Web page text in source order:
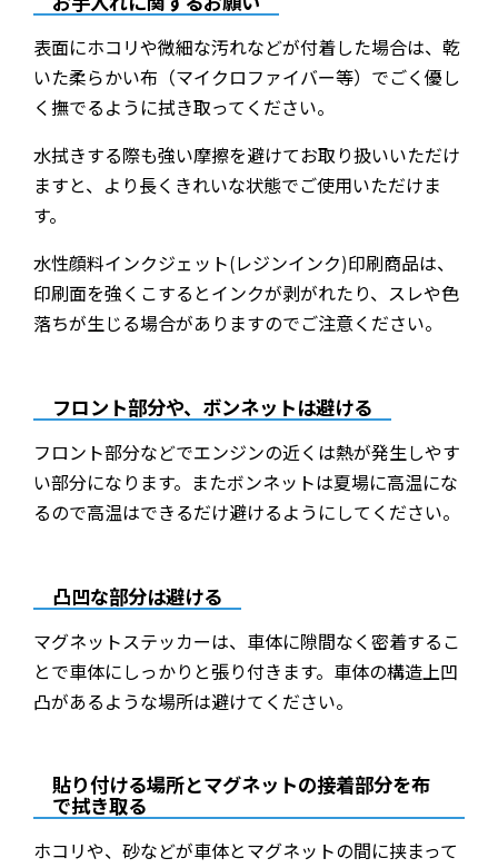
表面にホコリや微細な汚れなどが付着した場合は、乾
いた柔らかい布（マイクロファイバー等）でごく優し
く撫でるように拭き取ってください。
水拭きする際も強い摩擦を避けてお取り扱いいただけ
ますと、より長くきれいな状態でご使用いただけま
す。
水性顔料インクジェット(レジンインク)印刷商品は、
印刷面を強くこするとインクが剥がれたり、スレや色
落ちが生じる場合がありますのでご注意ください。
フロント部分や、ボンネットは避ける
フロント部分などでエンジンの近くは熱が発生しやす
い部分になります。またボンネットは夏場に高温にな
るので高温はできるだけ避けるようにしてください。
凸凹な部分は避ける
マグネットステッカーは、車体に隙間なく密着するこ
とで車体にしっかりと張り付きます。車体の構造上凹
凸があるような場所は避けてください。
貼り付ける場所とマグネットの接着部分を布
で拭き取る
ホコリや、砂などが車体とマグネットの間に挟まって